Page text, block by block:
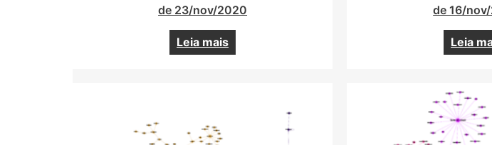
de 23/nov/2020
Leia mais
de 16/
Leia